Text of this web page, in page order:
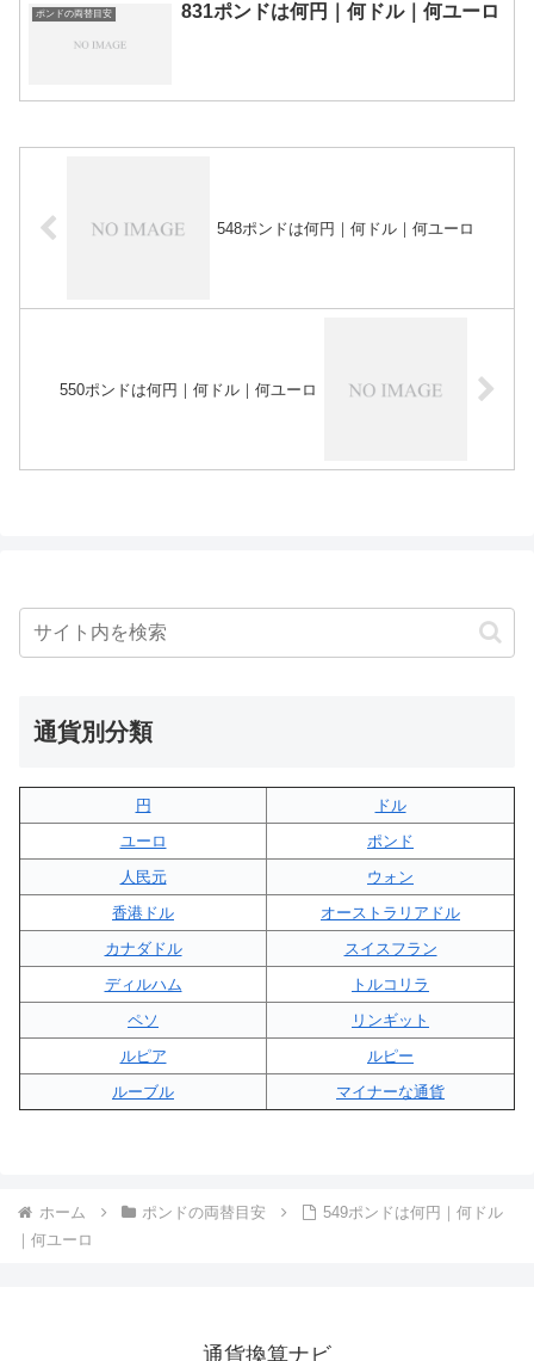
ポンドの両替目安 831ポンドは何円｜何ドル｜何ユーロ
548ポンドは何円｜何ドル｜何ユーロ
550ポンドは何円｜何ドル｜何ユーロ
通貨別分類
円
ドル
ユーロ
ポンド
人民元
ウォン
香港ドル
オーストラリアドル
カナダドル
スイスフラン
ディルハム
トルコリラ
ペソ
リンギット
ルピア
ルピー
ルーブル
マイナーな通貨
ホーム ポンドの両替目安
549ポンドは何円｜何ドル
｜何ユーロ
通貨換算ナビ